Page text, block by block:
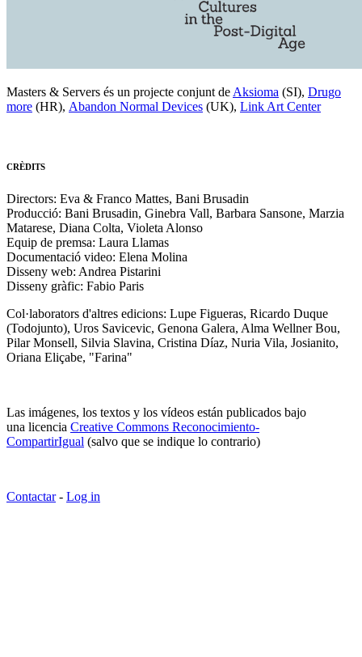
Masters & Servers és un projecte conjunt de Aksioma (SI), Drugo
more (HR), Abandon Normal Devices (UK), Link Art Center
CRÈDITS
Directors: Eva & Franco Mattes, Bani Brusadin
Producció: Bani Brusadin, Ginebra Vall, Barbara Sansone, Marzia
Matarese, Diana Colta, Violeta Alonso
Equip de premsa: Laura Llamas
Documentació video: Elena Molina
Disseny web: Andrea Pistarini
Disseny gràfic: Fabio Paris
Col·laborators d'altres edicions: Lupe Figueras, Ricardo Duque
(Todojunto), Uros Savicevic, Genona Galera, Alma Wellner Bou,
Pilar Monsell, Silvia Slavina, Cristina Díaz, Nuria Vila, Josianito,
Oriana Eliçabe, "Farina"
Las imágenes, los textos y los vídeos están publicados bajo
una licencia Creative Commons Reconocimiento-
CompartirIgual (salvo que se indique lo contrario)
Contactar- Log in